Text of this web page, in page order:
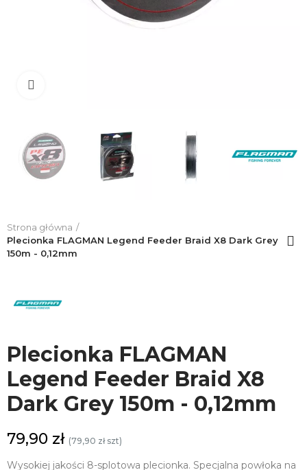
Strona główna
Plecionka FLAGMAN Legend Feeder Braid X8 Dark Grey
150m - 0,12mm
Plecionka FLAGMAN
Legend Feeder Braid X8
Dark Grey 150m - 0,12mm
79,90 zł (79,90 zł szt)
Wysokiej jakości 8-splotowa plecionka. Specjalna powłoka na